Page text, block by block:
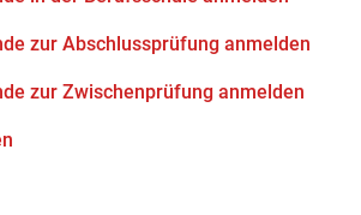
zur Abschlussprüfung anmelden
zur Zwischenprüfung anmelden